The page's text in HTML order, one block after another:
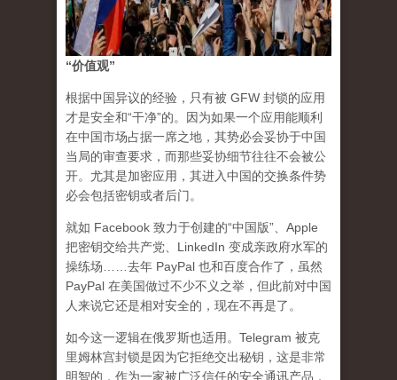
“价值观”
根据中国异议的经验，只有被 GFW 封锁的应用
才是安全和“干净”的。因为如果一个应用能顺利
在中国市场占据一席之地，其势必会妥协于中国
当局的审查要求，而那些妥协细节往往不会被公
开。尤其是加密应用，其进入中国的交换条件势
必会包括密钥或者后门。
就如 Facebook 致力于创建的“中国版”、Apple
把密钥交给共产党、LinkedIn 变成亲政府水军的
操练场……去年 PayPal 也和百度合作了，虽然
PayPal 在美国做过不少不义之举，但此前对中国
人来说它还是相对安全的，现在不再是了。
如今这一逻辑在俄罗斯也适用。Telegram 被克
里姆林宫封锁是因为它拒绝交出秘钥，这是非常
明智的，作为一家被广泛信任的安全通讯产品，